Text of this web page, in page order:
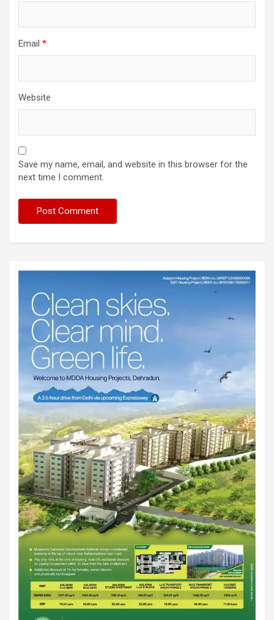
Email *
Website
Save my name, email, and website in this browser for the
next time I comment.